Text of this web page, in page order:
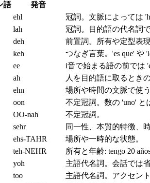
語 発音
ehl
冠詞。文脈によっては
lah
冠詞。目的語の代名詞
deh
前置詞。所有や定型表
keh
つなぎ言葉。'es que' や
ee
i音で始まる語の前では
ah
人を目的語に取るときの
ehn
場所や時間の文脈で使う
oon
不定冠詞。数の 'uno' と
OO-nah
不定冠詞。
sehr
同一性、本質的特徴、
ehs-TAHR
場所や一時的な状態。
teh-NEHR
所有と年齢: tengo 20 años
yoh
主語代名詞。会話では
too
主語代名詞。アクセン